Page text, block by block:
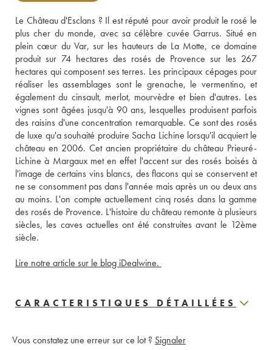
Le Château d'Esclans ? Il est réputé pour avoir produit le rosé le
plus cher du monde, avec sa célèbre cuvée Garrus. Situé en
plein cœur du Var, sur les hauteurs de La Motte, ce domaine
produit sur 74 hectares des rosés de Provence sur les 267
hectares qui composent ses terres. Les principaux cépages pour
réaliser les assemblages sont le grenache, le vermentino, et
également du cinsault, merlot, mourvèdre et bien d'autres. Les
vignes sont âgées jusqu'à 90 ans, lesquelles produisent parfois
des raisins d'une concentration remarquable. Ce sont des rosés
de luxe qu'a souhaité produire Sacha Lichine lorsqu'il acquiert le
château en 2006. Cet ancien propriétaire du château Prieuré-
Lichine à Margaux met en effet l'accent sur des rosés boisés à
l'image de certains vins blancs, des flacons qui se conservent et
ne se consomment pas dans l'année mais après un ou deux ans
au moins. L'on compte actuellement cinq rosés dans la gamme
des rosés de Provence. L'histoire du château remonte à plusieurs
siècles, les caves actuelles ont été construites avant le 12ème
siècle.
CARACTERISTIQUES DÉTAILLÉES
Vous constatez une erreur sur ce lot ? Signaler